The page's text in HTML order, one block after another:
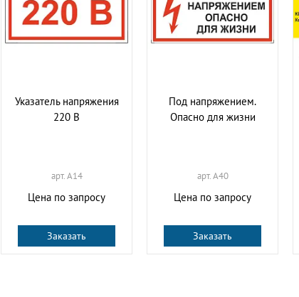
Указатель напряжения
220 В
арт. A14
Цена по запросу
Заказать
Под напряжением.
Опасно для жизни
арт. A40
Цена по запросу
Заказать